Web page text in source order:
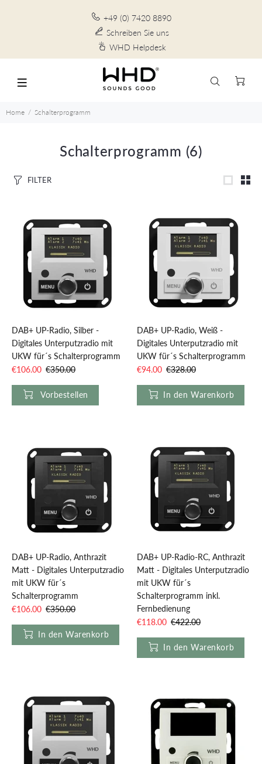
+49 (0) 7420 8890
Schreiben Sie uns
WHD Helpdesk
Home Schalterprogramm
Schalterprogramm (6)
FILTER
DAB+ UP-Radio, Silber -
Digitales Unterputzradio mit
UKW für´s Schalterprogramm
€106.00 €350.00
Vorbestellen
DAB+ UP-Radio, Weiß -
Digitales Unterputzradio mit
UKW für´s Schalterprogramm
€94.00 €328.00
In den Warenkorb
DAB+ UP-Radio, Anthrazit
Matt - Digitales Unterputzradio
mit UKW für´s
Schalterprogramm
€106.00 €350.00
In den Warenkorb
DAB+ UP-Radio-RC, Anthrazit
Matt - Digitales Unterputzradio
mit UKW für´s
Schalterprogramm inkl.
Fernbedienung
€118.00 €422.00
In den Warenkorb